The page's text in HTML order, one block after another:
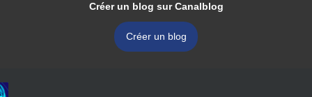
Créer un blog sur Canalblog
Créer un blog